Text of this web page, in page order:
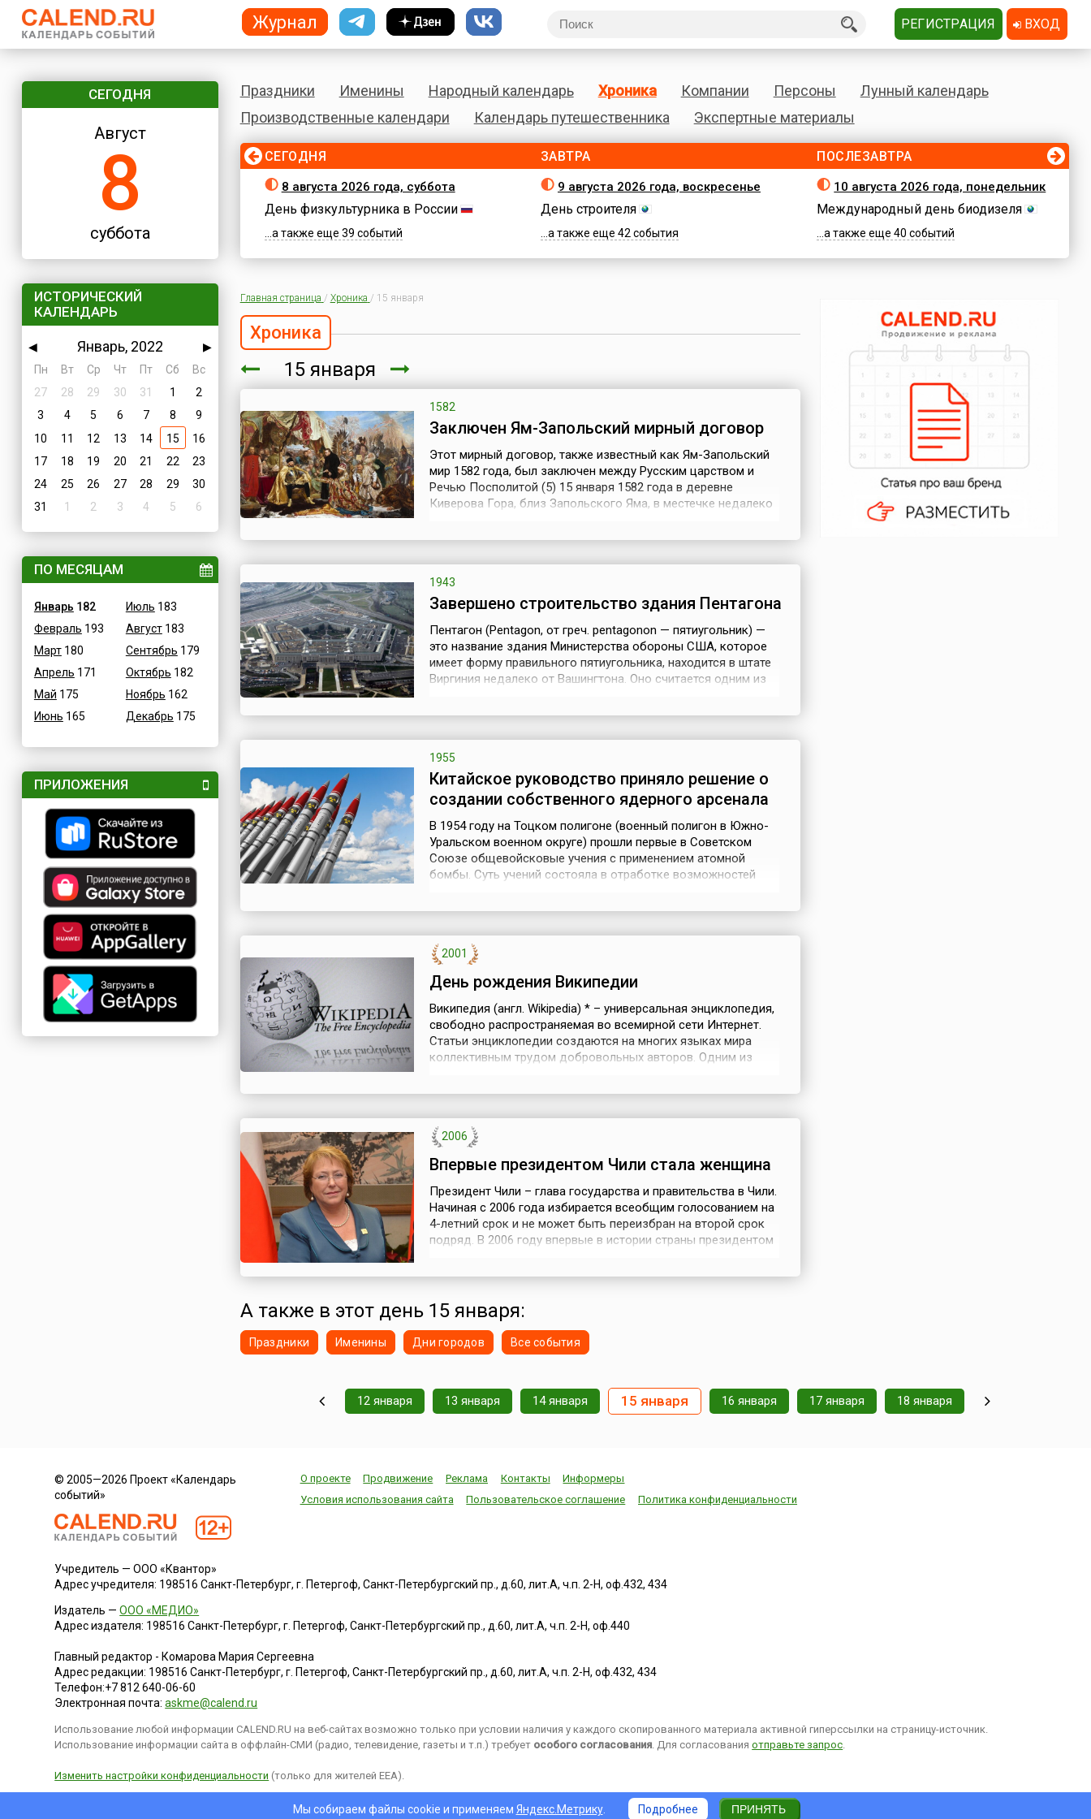
СЕГОДНЯ
Август
8
суббота
ИСТОРИЧЕСКИЙ
КАЛЕНДАРЬ
◀ Январь, 2022
▶
Пн
Вт Ср Чт Пт Сб
Вс
27
28 29 30 31 1
2
3
4 5 6 7 8
9
10
11 12 13 14 15
16
17
18 19 20 21 22
23
24
25 26 27 28 29
30
31
1 2 3 4 5 6
ПО МЕСЯЦАМ
Январь 182
Февраль 193
Март180
Апрель 171
Май 175
Июнь 165
Июль 183
Август183
Сентябрь 179
Октябрь 182
Ноябрь 162
Декабрь 175
ПРИЛОЖЕНИЯ
Праздники Именины Народный календарь Хроника Компании Персоны
Лунный календарь
Производственные календари
Календарь путешественника Экспертные материалы
СЕГОДНЯ
8 августа 2026 года, суббота
День физкультурника в России
...а также еще 39 событий
ЗАВТРА
9 августа 2026 года, воскресенье
День строителя
...а также еще 42 события
ПОСЛЕЗАВТРА
10 августа 2026 года, понедельник
Международный день биодизеля
...а также еще 40 событий
Главная страница / Хроника / 15 января
Хроника
15 января
1582
Заключен Ям-Запольский мирный договор
Этот мирный договор, также известный как Ям-Запольский
мир 1582 года, был заключен между Русским царством и
Речью Посполитой (5) 15 января 1582 года в деревне
Киверова Гора, близ Запольского Яма, в местечке недалеко
сроком на 10 лет.По су...
1943
Завершено строительство здания Пентагона
Пентагон (Pentagon, от греч. pentagonon — пятиугольник) —
это название здания Министерства обороны США, которое
имеет форму правильного пятиугольника, находится в штате
Виргиния недалеко от Вашингтона. Оно считается одним из
Штатов, а само слово часто исп...
1955
Китайское руководство приняло решение о
создании собственного ядерного арсенала
В 1954 году на Тоцком полигоне (военный полигон в Южно-
Уральском военном округе) прошли первые в Советском
Союзе общевойсковые учения с применением атомной
бомбы. Суть учений состояла в отработке возможностей
тысяч военнослужащих, ...
2001
День рождения Википедии
Википедия (англ. Wikipedia) * – универсальная энциклопедия,
свободно распространяемая во всемирной сети Интернет.
Статьи энциклопедии создаются на многих языках мира
коллективным трудом добровольных авторов. Одним из
сведений и тематическ...
2006
Впервые президентом Чили стала женщина
Президент Чили – глава государства и правительства в Чили.
Начиная с 2006 года избирается всеобщим голосованием на
4-летний срок и не может быть переизбран на второй срок
подряд. В 2006 году впервые в истории страны президентом
А также в этот день 15 января:
Праздники Именины Дни городов Все события
12 января 13 января 14 января 15 января 16 января 17 января 18 января
© 2005—2026 Проект «Календарь
событий»
О проекте Продвижение Реклама Контакты
Информеры
Условия использования сайта
Пользовательское соглашение Политика конфиденциальности
Учредитель — ООО «Квантор»
Адрес учредителя: 198516 Санкт-Петербург, г. Петергоф, Санкт-Петербургский пр., д.60, лит.А, ч.п. 2-Н, оф.432, 434
Издатель —ООО «МЕДИО»
Адрес издателя: 198516 Санкт-Петербург, г. Петергоф, Санкт-Петербургский пр., д.60, лит.А, ч.п. 2-Н, оф.440
Главный редактор - Комарова Мария Сергеевна
Адрес редакции: 198516 Санкт-Петербург, г. Петергоф,Санкт-Петербургский пр., д.60, лит.А, ч.п. 2-Н, оф.432, 434
Телефон:+7 812 640-06-60
Электронная почта:askme@calend.ru
Использование любой информации CALEND.RU на веб-сайтах возможно только при условии наличия у каждого скопированного материала активной гиперссылки на страницу-источник.
Использование информации сайта в оффлайн-СМИ (радио, телевидение, газеты и т.п.) требует особого согласования. Для согласованияотправьте запрос.
Изменить настройки конфиденциальности (только для жителей EEA).
Журнал РЕГИСТРАЦИЯ ВХОД
Мы собираем файлы cookie и применяем Яндекс.Метрику. Подробнее ПРИНЯТЬ